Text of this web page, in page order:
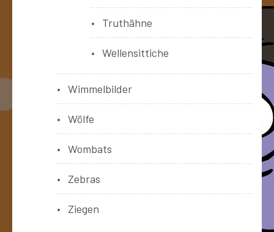
Truthähne
Wellensittiche
Wimmelbilder
Wölfe
Wombats
Zebras
Ziegen